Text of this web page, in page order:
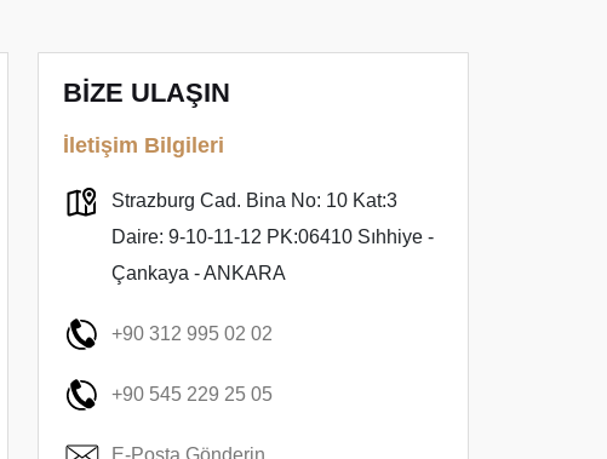
BİZE ULAŞIN
İletişim Bilgileri
Strazburg Cad. Bina No: 10 Kat:3
Daire: 9-10-11-12 PK:06410 Sıhhiye -
Çankaya - ANKARA
+90 312 995 02 02
+90 545 229 25 05
E-Posta Gönderin